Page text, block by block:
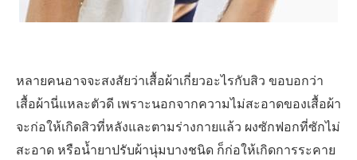
หลายคนอาจจะสงสัยว่าเสื้อผ้าเกี่ยวอะไรกับสิว ขอบอกว่า
เสื้อผ้านี่แหละตัวดี เพราะนอกจากความไม่สะอาดของเสื้อผ้า
จะก่อให้เกิดสิวที่หลังและตามร่างกายแล้ว ผงซักฟอกที่ซักไม่
สะอาด หรือน้ำยาปรับผ้านุ่มบางชนิด ก็ก่อให้เกิดการระคาย